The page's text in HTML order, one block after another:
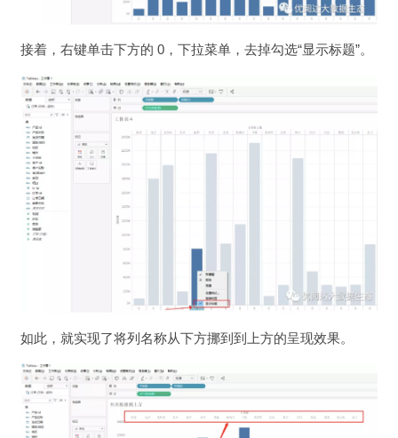
接着，右键单击下方的 0，下拉菜单，去掉勾选“显示标题”。
如此，就实现了将列名称从下方挪到到上方的呈现效果。